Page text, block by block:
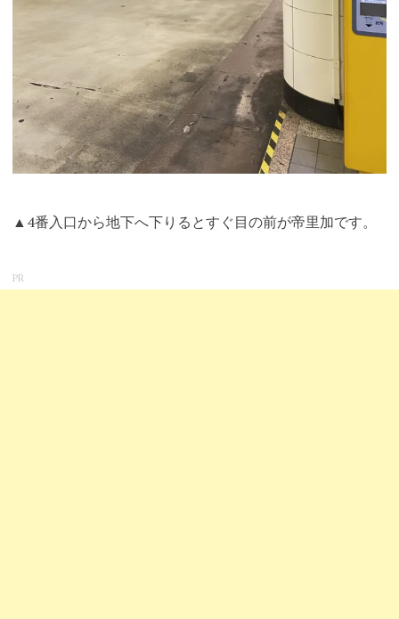
▲4番入口から地下へ下りるとすぐ目の前が帝里加です。
PR